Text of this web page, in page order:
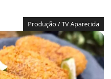
Produção / TV Aparecida